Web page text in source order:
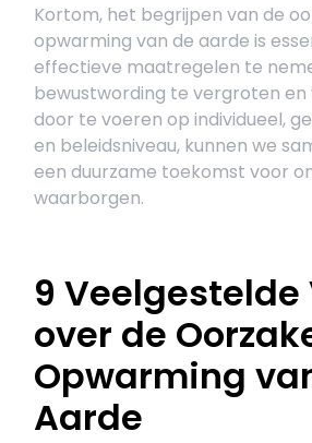
Kortom, het begrijpen van de
opwarming van de aarde is
effectieve maatregelen te
bewustwording te vergroten en
door te voeren op individueel,
en beleidsniveau, kunnen we
een duurzame toekomst voor
waarborgen.
9 Veelgestelde
over de
Opwarming
Aarde